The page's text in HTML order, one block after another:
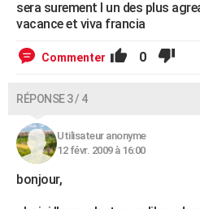
sera surement l un des plus
vacance et viva francia
Commenter 0
RÉPONSE 3 / 4
Utilisateur anonyme
12 févr. 2009 à 16:00
bonjour,